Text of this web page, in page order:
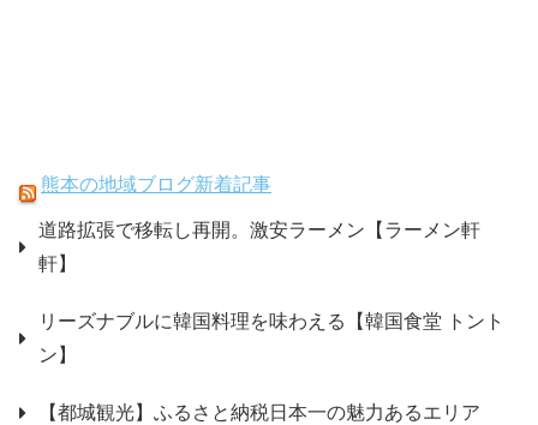
熊本の地域ブログ新着記事
道路拡張で移転し再開。激安ラーメン【ラーメン軒
軒】
リーズナブルに韓国料理を味わえる【韓国食堂 トント
ン】
【都城観光】ふるさと納税日本一の魅力あるエリア